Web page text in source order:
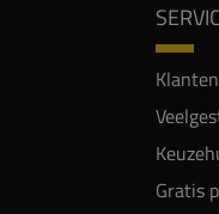
Gratis